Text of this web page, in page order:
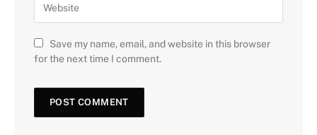
Save my name, email, and website in this browser
for the next time I comment.